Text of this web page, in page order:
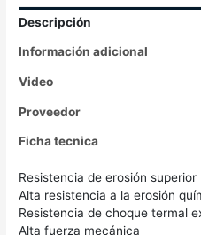
Descripción
Información adicional
Video
Proveedor
Ficha tecnica
Resistencia de erosión superior
Alta resistencia a la erosión
Resistencia de choque termal
Alta fuerza mecánica